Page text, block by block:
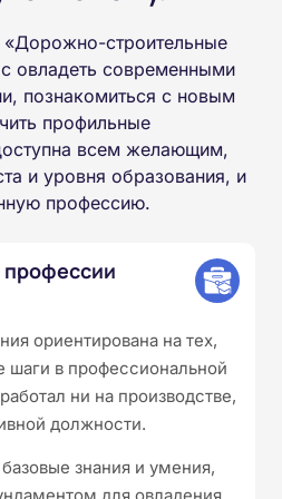
строительные
овладеть современными
познакомиться с новым
профильные
всем желающим,
и уровня образования, и
профессию.
ориентирована на тех,
шаги в профессиональной
ни на производстве,
должности.
знания и умения,
для овладения